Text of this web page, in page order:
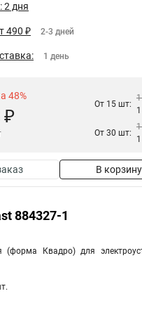
2 дня
490 ₽ 2-3 дней
1 день
48%
₽
От 15 шт:
От 30 шт:
В корзину
884327-1
(форма Квадро) для